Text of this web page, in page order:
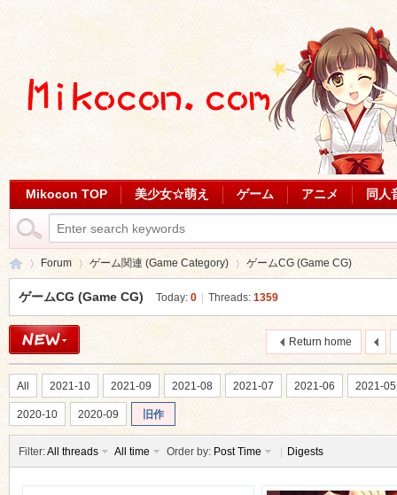
Mikocon TOP 美少女☆萌え ゲーム アニメ 同人
»
Forum ゲーム関連 (Game Category) ゲームCG (Game CG)
ゲームCG (Game CG) Today: 0 Threads: 1359
Return home
All 2021-10 2021-09 2021-08 2021-07 2021-06 2021-05
2020-10 2020-09 旧作
Filter:All threads All time Order by: Post Time Digests